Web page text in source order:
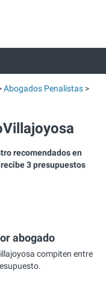
Abogados Penalistas
recomendados en
3 presupuestos
abogado
compiten entre